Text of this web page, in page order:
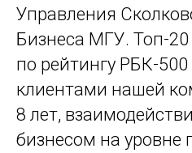
Управления
Бизнеса МГУ. Топ-
по рейтингу РБК-
клиентами нашей
8 лет,
бизнесом на уровне